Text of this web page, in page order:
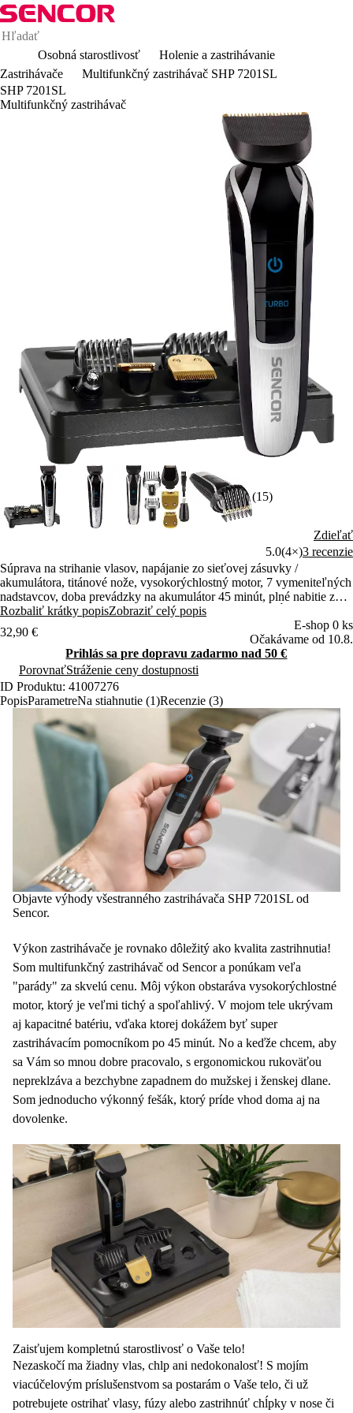
Osobná starostlivosť
Holenie a zastrihávanie
Zastrihávače
Multifunkčný zastrihávač SHP 7201SL
SHP 7201SL
Multifunkčný zastrihávač
(15)
Zdieľať
5.0(4×)3 recenzie
Súprava na strihanie vlasov, napájanie zo sieťovej zásuvky /
akumulátora, titánové nože, vysokorýchlostný motor, 7 vymeniteľných
nadstavcov, doba prevádzky na akumulátor 45 minút, plné nabitie za 8
hodín, šírka čepele 41 / 32 / 20 mm, grafický indikátor dĺžky strihu
Rozbaliť krátky popisZobraziť celý popis
32,90 €
E-shop 0 ks
Očakávame od 10.8.
Prihlás sa pre dopravu zadarmo nad 50 €
PorovnaťStráženie ceny dostupnosti
ID Produktu: 41007276
PopisParametreNa stiahnutie (1)Recenzie (3)
Objavte výhody všestranného zastrihávača SHP 7201SL od
Sencor.
Výkon zastrihávače je rovnako dôležitý ako kvalita zastrihnutia!
Som multifunkčný zastrihávač od Sencor a ponúkam veľa
"parády" za skvelú cenu. Môj výkon obstaráva vysokorýchlostné
motor, ktorý je veľmi tichý a spoľahlivý. V mojom tele ukrývam
aj kapacitné batériu, vďaka ktorej dokážem byť super
zastrihávacím pomocníkom po 45 minút. No a keďže chcem, aby
sa Vám so mnou dobre pracovalo, s ergonomickou rukoväťou
nepreklzáva a bezchybne zapadnem do mužskej i ženskej dlane.
Som jednoducho výkonný fešák, ktorý príde vhod doma aj na
dovolenke.
Zaisťujem kompletnú starostlivosť o Vaše telo!
Nezaskočí ma žiadny vlas, chlp ani nedokonalosť! S mojím
viacúčelovým príslušenstvom sa postarám o Vaše telo, či už
potrebujete ostrihať vlasy, fúzy alebo zastrihnúť chĺpky v nose či